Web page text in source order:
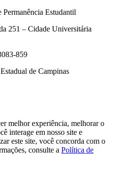
Estudantil
251 – Cidade Universitária
859
de Campinas
melhor experiência, melhorar o
interage em nosso site e
este site, você concorda com o
consulte a Política de